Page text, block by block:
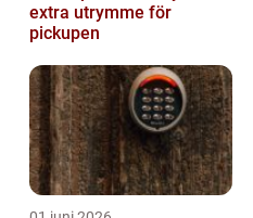
extra utrymme för
pickupen